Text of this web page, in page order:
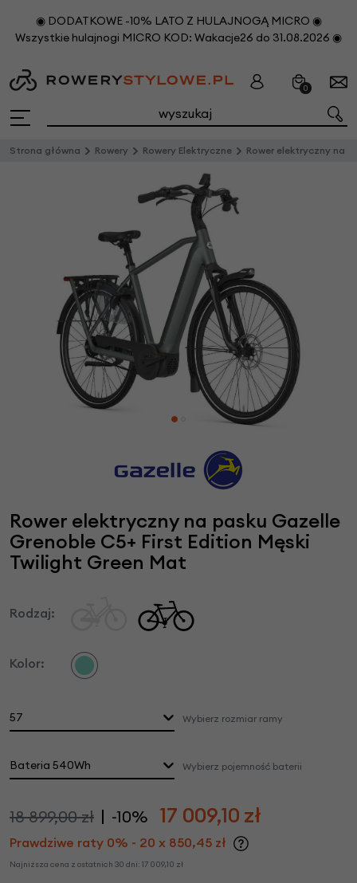
◉ DODATKOWE -10% LATO Z HULAJNOGĄ MICRO ◉
Wszystkie hulajnogi MICRO KOD: Wakacje26 do 31.08.2026 ◉
0
Strona główna Rowery Rowery Elektryczne Rower elektryczny na pasku Gazelle Grenoble C5+ First Edition Męski Twilight Green Mat
Rower elektryczny na pasku Gazelle
Grenoble C5+ First Edition Męski
Twilight Green Mat
Rodzaj:
Kolor:
57 Wybierz rozmiar ramy
Bateria 540Wh Wybierz pojemność baterii
18 899,00 zł -10% 17 009,10 zł
Prawdziwe raty 0% - 20 x 850,45 zł
Najniższa cena z ostatnich 30 dni: 17 009,10 zł